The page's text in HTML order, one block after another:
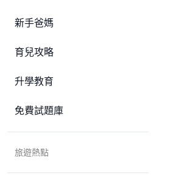
新手爸媽
育兒攻略
升學教育
免費試題庫
旅遊熱點